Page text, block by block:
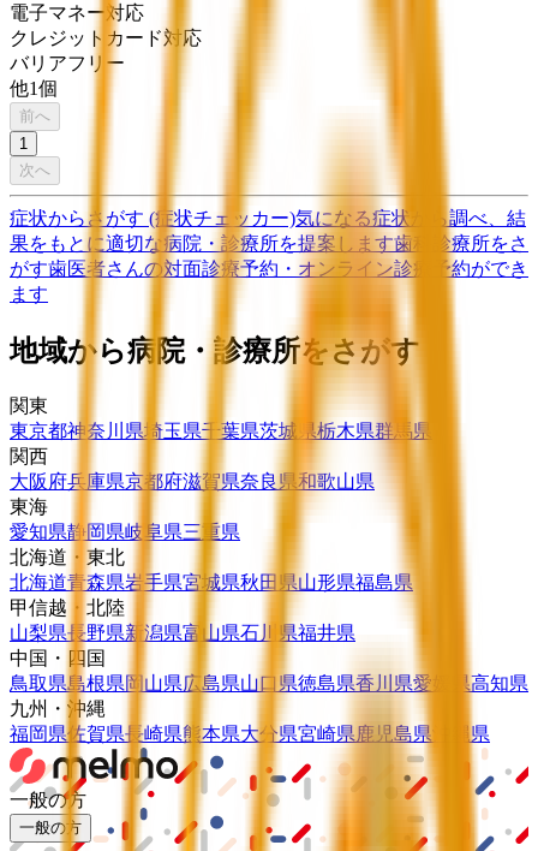
電子マネー対応
クレジットカード対応
バリアフリー
他1個
前へ
1
次へ
症状からさがす (症状チェッカー)気になる症状から調べ、結
果をもとに適切な病院・診療所を提案します歯科診療所をさ
がす歯医者さんの対面診療予約・オンライン診療予約ができ
ます
地域から病院・診療所をさがす
関東
東京都神奈川県埼玉県千葉県茨城県栃木県群馬県
関西
大阪府兵庫県京都府滋賀県奈良県和歌山県
東海
愛知県静岡県岐阜県三重県
北海道・東北
北海道青森県岩手県宮城県秋田県山形県福島県
甲信越・北陸
山梨県長野県新潟県富山県石川県福井県
中国・四国
鳥取県島根県岡山県広島県山口県徳島県香川県愛媛県高知県
九州・沖縄
福岡県佐賀県長崎県熊本県大分県宮崎県鹿児島県 沖縄県
一般の方
一般の方